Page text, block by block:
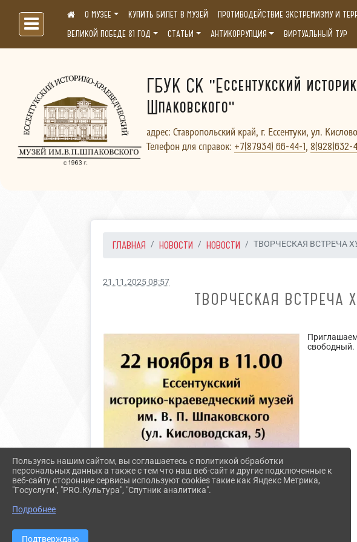
Больше, чем музей...О МУЗЕЕ КУПИТЬ БИЛЕТ В МУЗЕЙ ПРОТИВОДЕЙСТВИЕ ЭКСТРЕМИЗМУ И
ВЕЛИКОЙ ПОБЕДЕ 81 ГОД
СТАТЬИ АНТИКОРРУПЦИЯ ВИРТУАЛЬНЫЙ ТУР
ГБУК СК "Ессентукский
Шпаковского"
адрес: Ставропольский край, г. Ессентуки, ул.
Телефон для справок: +7(87934) 66-44-1, 8(928)632-
ГЛАВНАЯ НОВОСТИ НОВОСТИ ТВОРЧЕСКАЯ ВСТРЕЧА
21.11.2025 08:57
ТВОРЧЕСКАЯ ВСТРЕЧА
свободный.
Пользуясь нашим сайтом, вы соглашаетесь с политикой обработки
персональных данных а также с тем что наш веб-сайт и другие подключенные к
веб-сайту сторонние сервисы используют cookies такие как Яндекс Метрика,
"Госуслуги", "PRO.Культура", "Спутник аналитика".
Подробнее
Подтверждаю